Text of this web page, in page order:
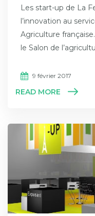
Les start-up de La
l’innovation au
Agriculture
le Salon de
9 février 2017
READ MORE